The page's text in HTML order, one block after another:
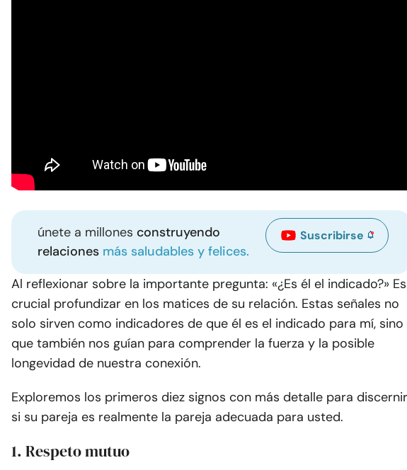
únete a millones construyendo
relaciones más saludables y felices.
Suscribirse
Al reflexionar sobre la importante pregunta: «¿Es él el indicado?» Es
crucial profundizar en los matices de su relación. Estas señales no
solo sirven como indicadores de que él es el indicado para mí, sino
que también nos guían para comprender la fuerza y la posible
longevidad de nuestra conexión.
Exploremos los primeros diez signos con más detalle para discernir
si su pareja es realmente la pareja adecuada para usted.
1. Respeto mutuo